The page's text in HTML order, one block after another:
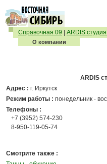
Справочная 09 ARDIS
О компании
ARDIS
Адрес : г. Иркутск
Режим работы : понедельник -
Телефоны :
+7 (3952) 574-230
8-950-119-05-74
Смотрите также :